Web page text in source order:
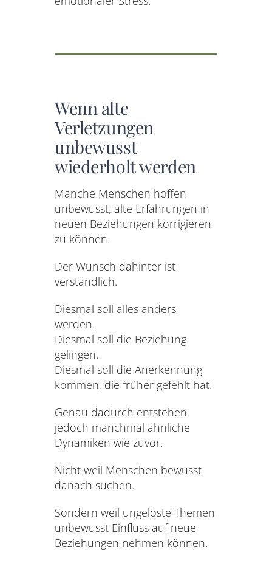
Wenn alte
Verletzungen
unbewusst
wiederholt werden
Manche Menschen hoffen
unbewusst, alte Erfahrungen in
neuen Beziehungen korrigieren
zu können.
Der Wunsch dahinter ist
verständlich.
Diesmal soll alles anders
werden.
Diesmal soll die Beziehung
gelingen.
Diesmal soll die Anerkennung
kommen, die früher gefehlt hat.
Genau dadurch entstehen
jedoch manchmal ähnliche
Dynamiken wie zuvor.
Nicht weil Menschen bewusst
danach suchen.
Sondern weil ungelöste Themen
unbewusst Einfluss auf neue
Beziehungen nehmen können.